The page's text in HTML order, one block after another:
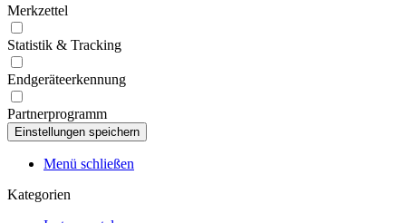
Merkzettel
Statistik & Tracking
Endgeräteerkennung
Partnerprogramm
Menü schließen
Kategorien